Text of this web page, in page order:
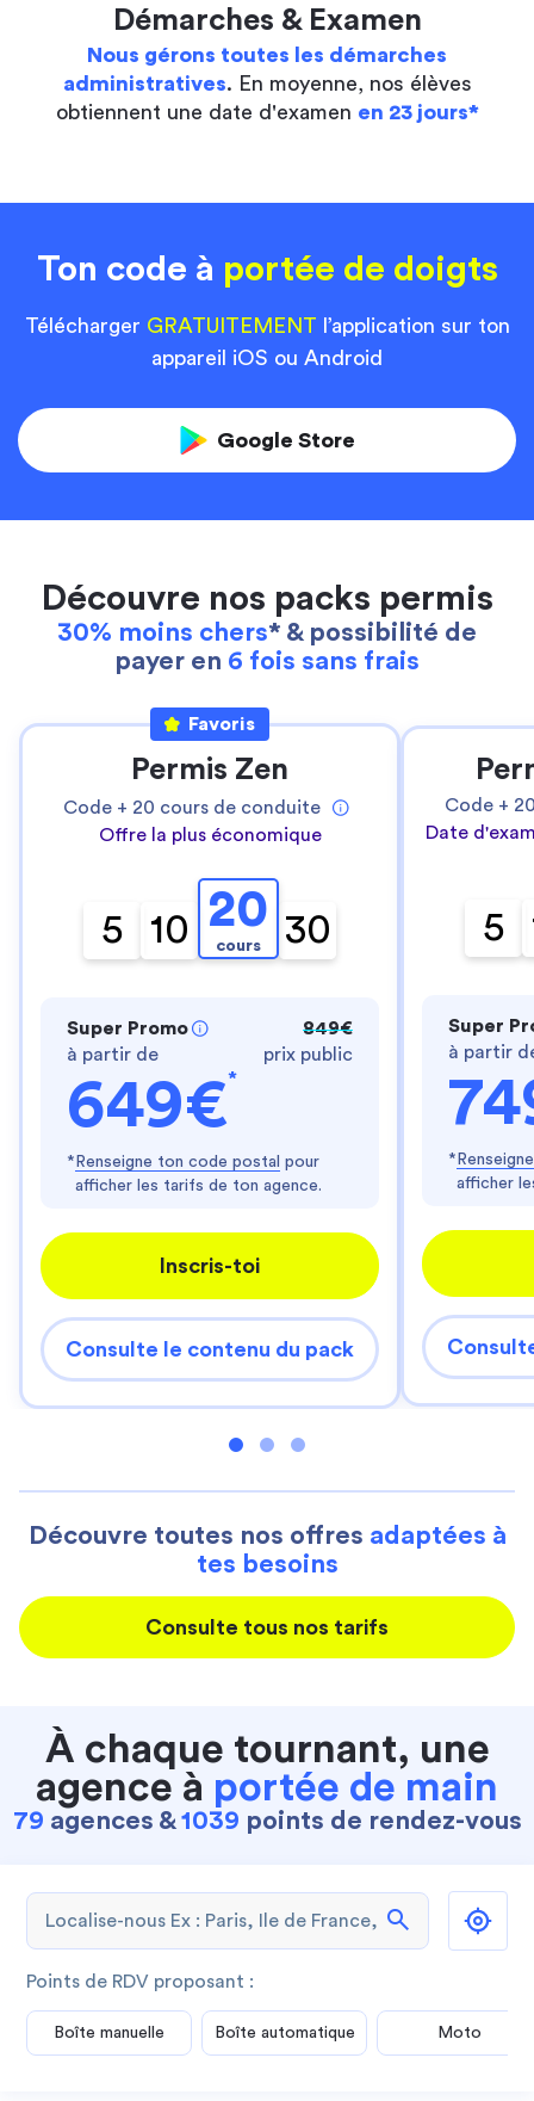
Démarches & Examen
Nous gérons toutes les démarches
administratives. En moyenne, nos élèves
obtiennent une date d'examen en 23 jours*
Ton code à portée de doigts
Télécharger GRATUITEMENT l’application sur ton
appareil iOS ou Android
Google Store
Découvre nos packs permis
30% moins chers* & possibilité de
payer en 6 fois sans frais
Favoris
Permis Zen
Code + 20 cours de conduite
Offre la plus économique
5 10 20
cours 30
Super Promo
à partir de
649€*
849€
prix public
* Renseigne ton code postal pour
afficher les tarifs de ton agence.
Inscris-toi
Consulte le contenu du pack
Code +
Date
5
Super
à partir
*
afficher
Découvre toutes nos offres adaptées à
tes besoins
Consulte tous nos tarifs
À chaque tournant, une
agence à portée de main
79 agences &1039 points de rendez-vous
search
Points de RDV proposant :
Boîte manuelle Boîte automatique Moto